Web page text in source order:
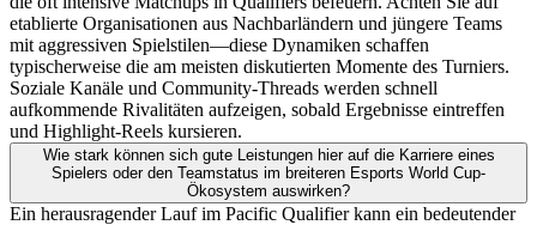
etablierte Organisationen aus Nachbarländern und jüngere Teams
mit aggressiven Spielstilen—diese Dynamiken schaffen
typischerweise die am meisten diskutierten Momente des Turniers.
Soziale Kanäle und Community-Threads werden schnell
aufkommende Rivalitäten aufzeigen, sobald Ergebnisse eintreffen
und Highlight-Reels kursieren.
Wie stark können sich gute Leistungen hier auf die Karriere eines
Spielers oder den Teamstatus im breiteren Esports World Cup-
Ökosystem auswirken?
Ein herausragender Lauf im Pacific Qualifier kann ein bedeutender